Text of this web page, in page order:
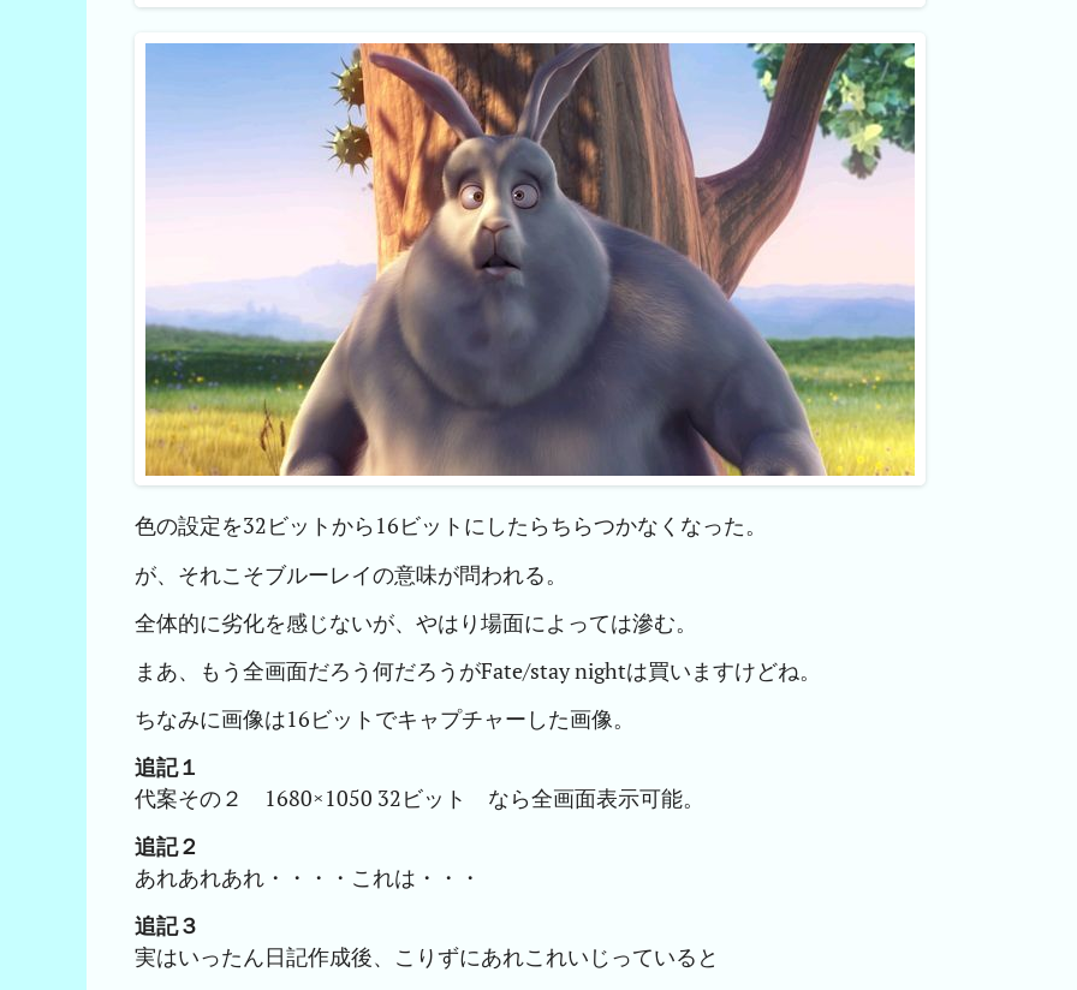
色の設定を32ビットから16ビットにしたらちらつかなくなった。
が、それこそブルーレイの意味が問われる。
全体的に劣化を感じないが、やはり場面によっては滲む。
まあ、もう全画面だろう何だろうがFate/stay nightは買いますけどね。
ちなみに画像は16ビットでキャプチャーした画像。
追記１
代案その２ 1680×1050 32ビット なら全画面表示可能。
追記２
あれあれあれ・・・・これは・・・
追記３
実はいったん日記作成後、こりずにあれこれいじっていると